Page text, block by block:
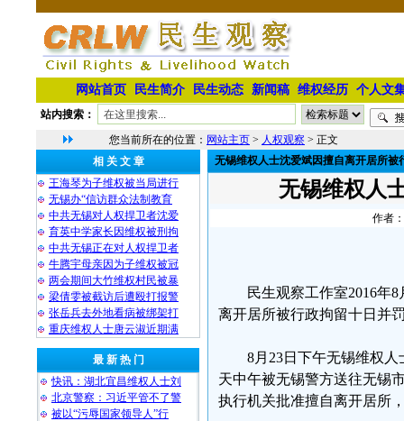
网站首页 民生简介 民生动态 新闻稿 维权经历 个人文
站内搜索：
您当前所在的位置： 网站主页 > 人权观察 > 正文
相 关 文 章
王海琴为子维权被当局进行
无锡办“信访群众法制教育
中共无锡对人权捍卫者沈爱
育英中学家长因维权被刑拘
中共无锡正在对人权捍卫者
牛腾宇母亲因为子维权被冠
两会期间大竹维权村民被暴
梁倩雯被截访后遭殴打报警
张岳兵去外地看病被绑架打
重庆维权人士唐云淑近期满
最 新 热 门
快讯：湖北宜昌维权人士刘
北京警察：习近平管不了警
被以“污辱国家领导人”行
无锡维权人士沈爱斌因擅自离开居所被
无锡维权人
作者
民生观察工作室2016年
离开居所被行政拘留十日并
8月23日下午无锡维权
天中午被无锡警方送往无锡
执行机关批准擅自离开居所